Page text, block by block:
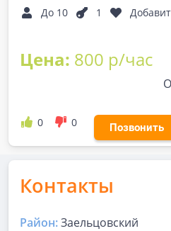
До 10 1
Цена: 800 р/час
0 0 Позвонить
Контакты
Район:Заельцовский